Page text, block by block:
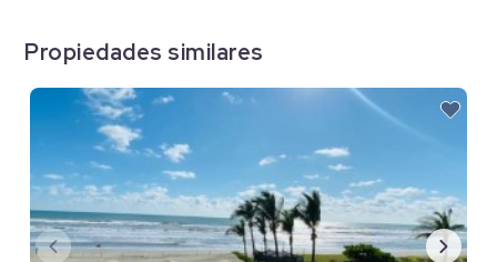
Propiedades similares